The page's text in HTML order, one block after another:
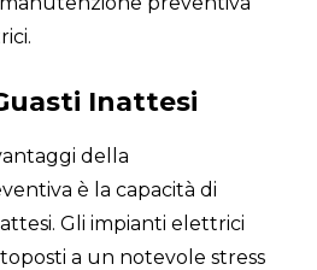
Inattesi
della
è la capacità di
Gli impianti elettrici
a un notevole stress